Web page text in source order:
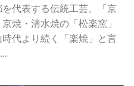
代表する伝統工芸、「京
焼・清水焼の「松楽窯」
代より続く「楽焼」と言